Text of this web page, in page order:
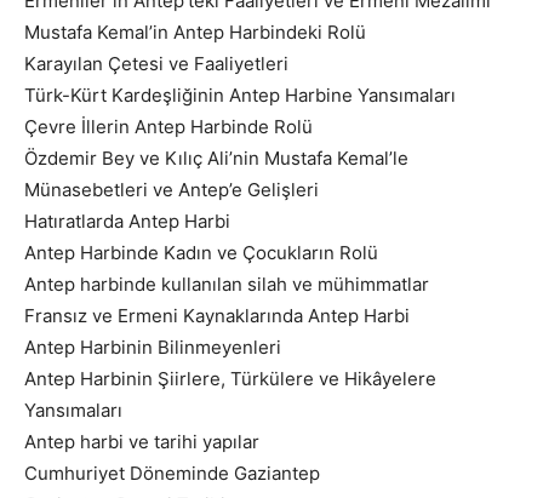
Mustafa Kemal’in Antep Harbindeki Rolü
Karayılan Çetesi ve Faaliyetleri
Türk-Kürt Kardeşliğinin Antep Harbine Yansımaları
Çevre İllerin Antep Harbinde Rolü
Özdemir Bey ve Kılıç Ali’nin Mustafa Kemal’le
Münasebetleri ve Antep’e Gelişleri
Hatıratlarda Antep Harbi
Antep Harbinde Kadın ve Çocukların Rolü
Antep harbinde kullanılan silah ve mühimmatlar
Fransız ve Ermeni Kaynaklarında Antep Harbi
Antep Harbinin Bilinmeyenleri
Antep Harbinin Şiirlere, Türkülere ve Hikâyelere
Yansımaları
Antep harbi ve tarihi yapılar
Cumhuriyet Döneminde Gaziantep